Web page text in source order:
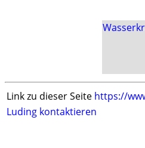
Link zu dieser Seite https://
Luding kontaktieren